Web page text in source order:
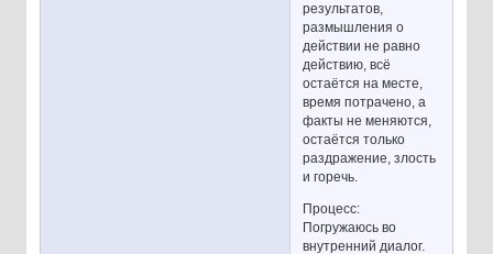
результатов,
размышления о
действии не равно
действию, всё
остаётся на месте,
время потрачено, а
факты не меняются,
остаётся только
раздражение, злость
и горечь.
Процесс:
Погружаюсь во
внутренний диалог.